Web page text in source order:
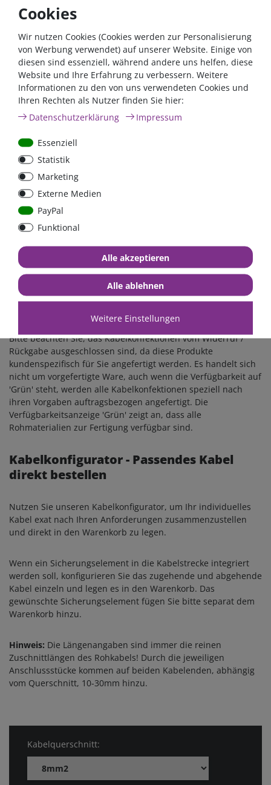
Die Berechnung des im Feld "Ergebnis“ angezeigten Wertes
ist rein informativ und basiert auf den max. tolerierten
Spannungsabfall von 2% der Batteriespannung. Dieser Wert
berücksichtigt nicht die Abstufung der verfügbaren
54mm², 70mm², 95mm² und 108mm²) und ebenfalls nicht die
Diese Faktoren werden nur im Feld "Kabelvorschlag"
berücksichtigt, welcher somit den notwendigen
Kabelquerschnitt wiedergibt.
Rechtlicher Hinweis
Strombelastbarkeiten gelten nur für unser Batteriekabel vom
Typ "SGX" . Bei Verwendung anderer Batteriekabel können die
hier angegebenen Kabelquerschnitte / Strombelastbarkeiten
nicht angewendet werden. Wir übernehmen keinerlei
Haftung für die hier gemachten Angaben, diese stellen
lediglich eine Orientierungshilfe dar. Bei Fragen stehen wir
Ihnen gerne zur Verfügung. >>>>> Wichtiger Hinweis <<<<<
Bitte beachten Sie, das Kabelkonfektionen vom Widerruf /
Rückgabe ausgeschlossen sind, da diese Produkte
kundenspezifisch für Sie angefertigt werden. Es handelt sich
nicht um vorgefertigte Ware, auch wenn die Verfügbarkeit auf
'Grün' steht, werden alle Kabelkonfektionen speziell nach
ihren Vorgaben auftragsbezogen angefertigt. Die
Verfügbarkeitsanzeige 'Grün' zeigt an, dass alle
Rohmaterialien zur Fertigung verfügbar sind.
Kabelkonfigurator - Passendes Kabel
direkt bestellen
Nutzen Sie unseren Kabelkonfigurator, um Ihr individuelles
Kabel exat nach Ihren Anforderungen zusammenzustellen
und direkt in den Warenkorb zu legen.
Wenn ein Sicherungselement in die Kabelstrecke integriert
werden soll, konfigurieren Sie das zugehende und abgehende
Kabel einzeln und legen es in den Warenkorb. Das
gewünschte Sicherungselement fügen Sie bitte separat dem
Warenkorb hinzu.
Hinweis: Die Längenangaben sind immer die reinen
Zuschnittlängen des Rohkabels! Durch die jeweiligen
Anschlussstücke kommen auf beiden Kabelenden, abhängig
vom Querschnitt, 10-30mm hinzu.
Kabelquerschnitt:
Cookies
Wir nutzen Cookies (Cookies werden zur Personalisierung
von Werbung verwendet) auf unserer Website. Einige von
diesen sind essenziell, während andere uns helfen, diese
Website und Ihre Erfahrung zu verbessern. Weitere
Informationen zu den von uns verwendeten Cookies und
Ihren Rechten als Nutzer finden Sie hier:
Daten­schutz­erklärung
Impressum
Essenziell
Statistik
Marketing
Externe Medien
PayPal
Funktional
Weitere Einstellungen
Alle akzeptieren
Alle ablehnen